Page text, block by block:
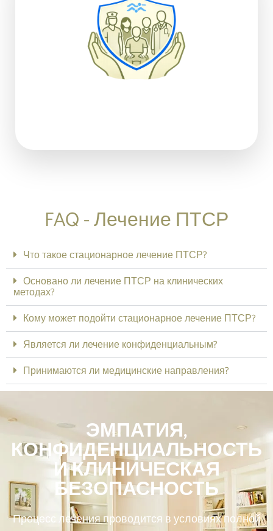
FAQ - Лечение ПТСР
Что такое стационарное лечение ПТСР?
Основано ли лечение ПТСР на клинических
методах?
Кому может подойти стационарное лечение ПТСР?
Является ли лечение конфиденциальным?
Принимаются ли медицинские направления?
ЭМПАТИЯ,
КОНФИДЕНЦИАЛЬНОСТЬ
И КЛИНИЧЕСКАЯ
БЕЗОПАСНОСТЬ
Процесс лечения проводится в условиях полной